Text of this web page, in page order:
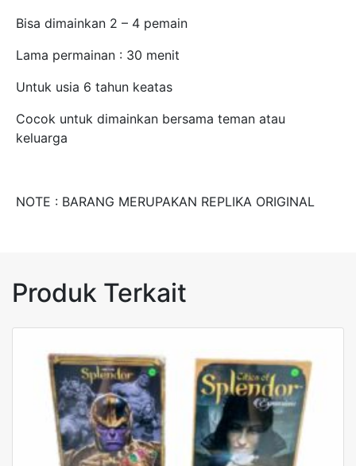
Bisa dimainkan 2 – 4 pemain
Lama permainan : 30 menit
Untuk usia 6 tahun keatas
Cocok untuk dimainkan bersama teman atau
keluarga
NOTE : BARANG MERUPAKAN REPLIKA ORIGINAL
Produk Terkait